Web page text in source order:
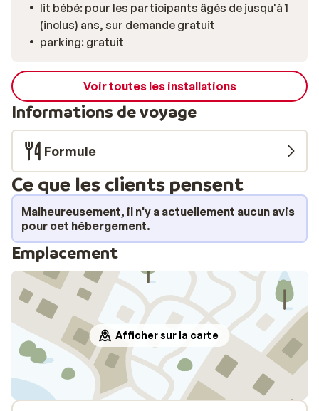
remontées mécaniques, vous évitant ainsi de
transporter votre matériel. Sa proximité avec le centre
de Champoluc permet de profiter facilement d'une
terrasse ensoleillée ou d'une agréable promenade dans
le village après une journée sur les pistes.
lit bébé: pour les participants âgés de jusqu'à 1
(inclus) ans, sur demande gratuit
parking: gratuit
Voir toutes les installations
Informations de voyage
Formule
Ce que les clients pensent
Malheureusement, il n'y a actuellement aucun avis
pour cet hébergement.
Emplacement
Afficher sur la carte